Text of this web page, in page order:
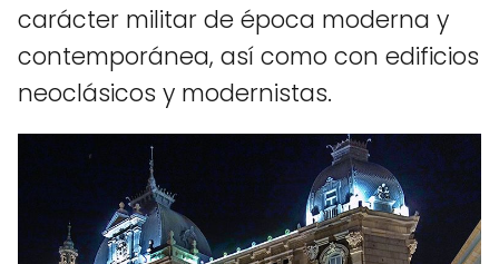
carácter militar de época moderna y
contemporánea, así como con edificios
neoclásicos y modernistas.